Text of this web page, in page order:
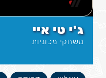
ג'י טי איי
משחקי מכוניות